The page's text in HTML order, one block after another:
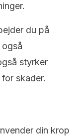
du på
styrker
skader.
din krop